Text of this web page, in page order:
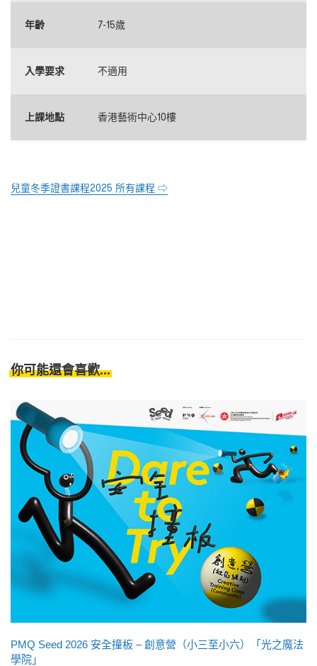
年齡 7-15歲
入學要求 不適用
上課地點 香港藝術中心10樓
兒童冬季證書課程2025 所有課程 ⇨
你可能還會喜歡...
PMQ Seed 2026 安全撞板 – 創意營（小三至小六）「光之魔法
學院」